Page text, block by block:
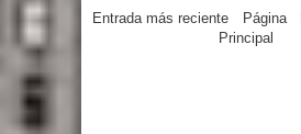
Entrada más reciente
Página
Principal